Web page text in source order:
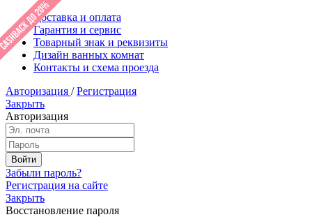
Доставка и оплата
Гарантия и сервис
Товарный знак и реквизиты
Дизайн ванных комнат
Контакты и схема проезда
Авторизация / Регистрация
Закрыть
Авторизация
Забыли пароль?
Регистрация на сайте
Закрыть
Восстановление пароля